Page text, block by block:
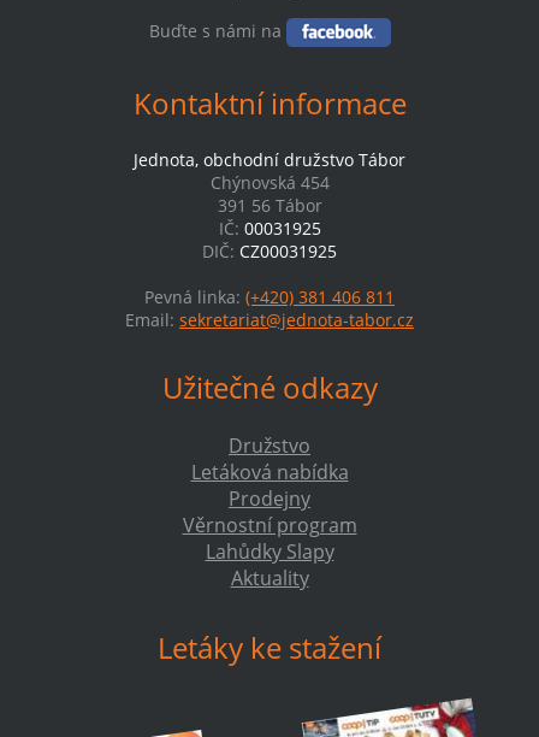
Buďte s námi na
Kontaktní informace
Jednota, obchodní družstvo Tábor
Chýnovská 454
391 56 Tábor
IČ: 00031925
DIČ: CZ00031925
Pevná linka: (+420) 381 406 811
Email: sekretariat@jednota-tabor.cz
Užitečné odkazy
Družstvo
Letáková nabídka
Prodejny
Věrnostní program
Lahůdky Slapy
Aktuality
Letáky ke stažení